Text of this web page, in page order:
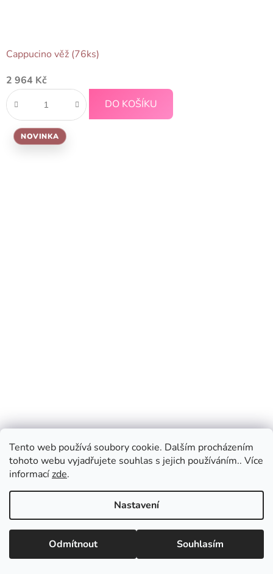
Tento web používá soubory cookie. Dalším procházením
tohoto webu vyjadřujete souhlas s jejich používáním.. Více
informacízde.
Nastavení
Odmítnout Souhlasím
📢 Dovolená 21.–31. 7. Objednávky můžete vytvářet i během
dovolené. Odesílat je začneme od 1. 8. Děkujeme za pochopení a
Cappucino věž (76ks)
2 964 Kč
DO KOŠÍKU
NOVINKA
🎉 Narozeniny Crazy
Průměrné
produktu
DO KOŠÍKU